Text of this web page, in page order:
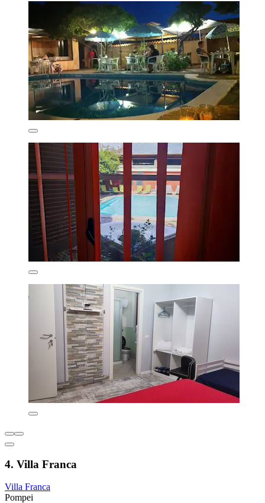
4. Villa Franca
Villa Franca
Pompei